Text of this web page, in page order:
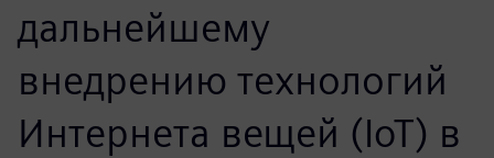
дальнейшему
внедрению технологий
Интернета вещей (IoT) в